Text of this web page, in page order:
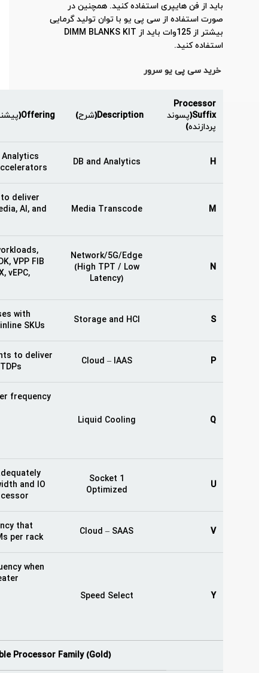
باید از فن هایپری استفاده کنید. همچنین در
صورت استفاده از سی پی یو با توان تولید گرمایی
بیشتر از 125وات باید از DIMM BLANKS KIT
استفاده کنید.
خرید سی پی یو سرور
Processor
Suffix( پسوند
پردازنده)
Description( شرح)
Offering(
H
DB and Analytics
M
Media Transcode
deliver
AI, and
N
Network/5G/Edge
(High TPT / Low
Latency)
VPP FIB
vEPC,
S
Storage and HCI
with
SKUs.
P
Cloud – IAAS
to deliver
Q
Liquid Cooling
frequency
U
1 Socket
Optimized
and IO
V
Cloud – SAAS
that
per rack.
Y
Speed Select
when
Processor Family (Gold)